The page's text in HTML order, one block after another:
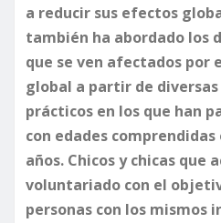
a reducir sus efectos
también ha abordado los
que se ven afectados por
global a partir de
prácticos en los que han
con edades comprendidas
años. Chicos y chicas que
voluntariado con el
personas con los mismos